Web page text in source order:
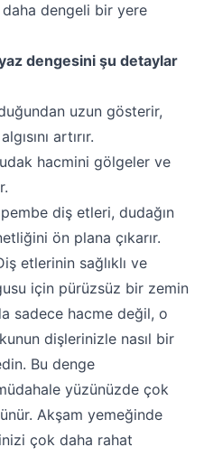
dengeli bir yere
dengesini şu detaylar
uzun gösterir,
artırır.
hacmini gölgeler ve
pembe diş etleri, dudağın
ön plana çıkarır.
etlerinin sağlıklı ve
için pürüzsüz bir zemin
sadece hacme değil, o
dişlerinizle nasıl bir
Bu denge
yüzünüzde çok
Akşam yemeğinde
çok daha rahat